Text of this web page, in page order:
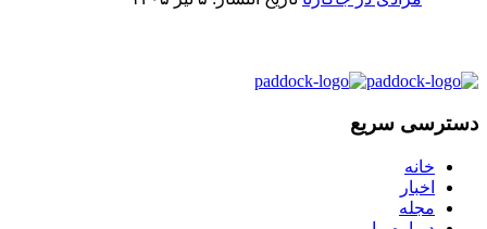
دسترسی سریع
خانه
اخبار
مجله